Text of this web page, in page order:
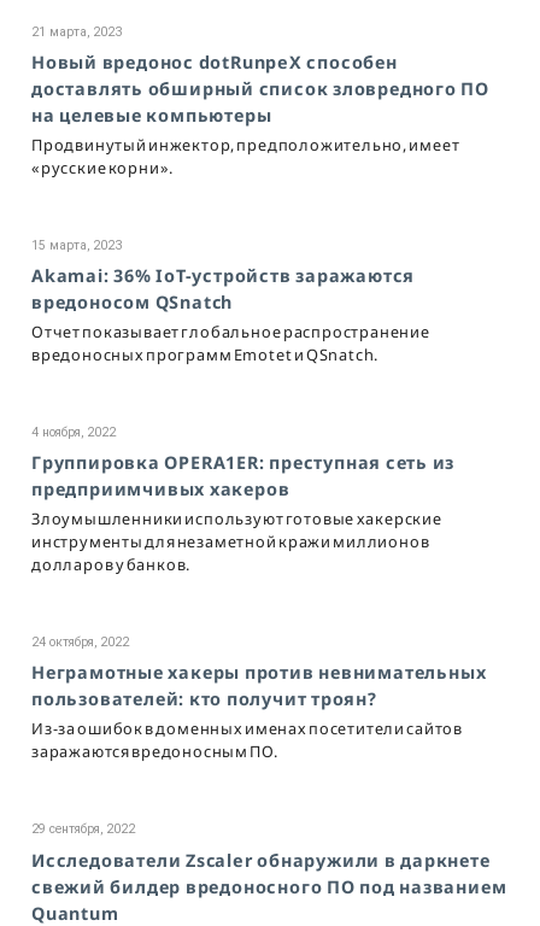
21 марта, 2023
Новый вредонос dotRunpeX способен
доставлять обширный список зловредного ПО
на целевые компьютеры
Продвинутый инжектор, предположительно, имеет
«русские корни».
15 марта, 2023
Akamai: 36% IoT-устройств заражаются
вредоносом QSnatch
Отчет показывает глобальное распространение
вредоносных программ Emotet и QSnatch.
4 ноября, 2022
Группировка OPERA1ER: преступная сеть из
предприимчивых хакеров
Злоумышленники используют готовые хакерские
инструменты для незаметной кражи миллионов
долларов у банков.
24 октября, 2022
Неграмотные хакеры против невнимательных
пользователей: кто получит троян?
Из-за ошибок в доменных именах посетители сайтов
заражаются вредоносным ПО.
29 сентября, 2022
Исследователи Zscaler обнаружили в даркнете
свежий билдер вредоносного ПО под названием
Quantum